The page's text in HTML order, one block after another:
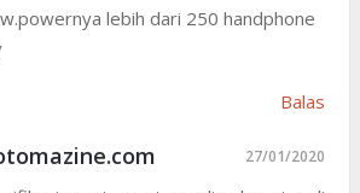
lebih dari 250 handphone
Balas
27/01/2020